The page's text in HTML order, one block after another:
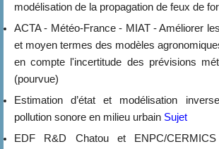
modélisation de la propagation de feux de
ACTA - Météo-France - MIAT - Améliorer
et moyen termes des modèles
en compte l'incertitude des prévisions
(pourvue)
Estimation d’état et modélisation
pollution sonore en milieu urbain Sujet
EDF R&D Chatou et ENPC/